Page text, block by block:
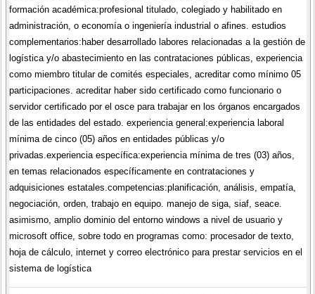
formación académica:profesional titulado, colegiado y habilitado en
administración, o economía o ingeniería industrial o afines. estudios
complementarios:haber desarrollado labores relacionadas a la gestión de
logística y/o abastecimiento en las contrataciones públicas, experiencia
como miembro titular de comités especiales, acreditar como mínimo 05
participaciones. acreditar haber sido certificado como funcionario o
servidor certificado por el osce para trabajar en los órganos encargados
de las entidades del estado. experiencia general:experiencia laboral
mínima de cinco (05) años en entidades públicas y/o
privadas.experiencia específica:experiencia mínima de tres (03) años,
en temas relacionados específicamente en contrataciones y
adquisiciones estatales.competencias:planificación, análisis, empatía,
negociación, orden, trabajo en equipo. manejo de siga, siaf, seace.
asimismo, amplio dominio del entorno windows a nivel de usuario y
microsoft office, sobre todo en programas como: procesador de texto,
hoja de cálculo, internet y correo electrónico para prestar servicios en el
sistema de logística